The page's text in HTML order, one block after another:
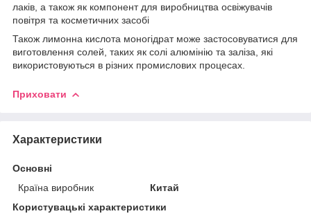
лаків, а також як компонент для виробництва освіжувачів
повітря та косметичних засобі
Також лимонна кислота моногідрат може застосовуватися для
виготовлення солей, таких як солі алюмінію та заліза, які
використовуються в різних промислових процесах.
Приховати
Характеристики
Основні
Країна виробник
Китай
Користувацькі характеристики